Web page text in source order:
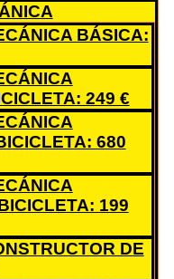
BÁSICA:
249 €
680
199
DE